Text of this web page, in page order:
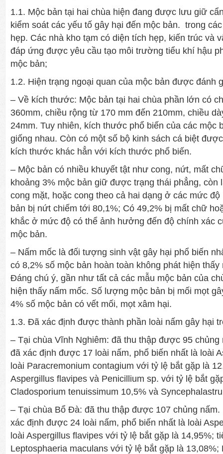
1.1. Mộc bản tại hai chùa hiện đang được lưu giữ
kiểm soát các yếu tố gây hại đến mộc bản. trong
hẹp. Các nhà kho tạm có diện tích hẹp, kiến trúc và
đáp ứng được yêu cầu tạo môi trường tiểu khí hậu
mộc bản;
1.2. Hiện trạng ngoại quan của mộc bản được đánh
– Về kích thước: Mộc bản tại hai chùa phần lớn có
360mm, chiều rộng từ 170 mm đến 210mm, chiều
24mm. Tuy nhiên, kích thước phổ biến của các mộc
giống nhau. Còn có một số bộ kinh sách cá biệt
kích thước khác hẳn với kích thước phổ biến.
– Mộc bản có nhiều khuyết tật như cong, nứt, mất
khoảng 3% mộc bản giữ được trạng thái phẳng, còn
cong mặt, hoặc cong theo cả hai dạng ở các mức
bản bị nứt chiếm tới 80,1%; Có 49,2% bị mất chữ
khắc ở mức độ có thể ảnh hưởng đến độ chính xác
mộc bản.
– Nấm mốc là đối tượng sinh vật gây hại phổ biến
có 8,2% số mộc bản hoàn toàn không phát hiện
Đáng chú ý, gần như tất cả các mẫu mộc bản của
hiện thấy nấm mốc. Số lượng mộc bản bị mối mọt
4% số mộc bản có vết mối, mọt xâm hại.
1.3. Đã xác định được thành phần loài nấm gây hại
– Tại chùa Vĩnh Nghiêm: đã thu thập được 95 chủng
đã xác định được 17 loài nấm, phổ biến nhất là loài
loài Paracremonium contagium với tỷ lệ bắt gặp là
Aspergillus flavipes và Penicillium sp. với tỷ lệ bắt
Cladosporium tenuissimum 10,5% và
– Tại chùa Bổ Đà: đã thu thập được 107 chủng nấm.
xác định được 24 loài nấm, phổ biến nhất là loài
loài Aspergillus flavipes với tỷ lệ bắt gặp là 14,95%;
Leptosphaeria maculans với tỷ lệ bắt gặp là 13,08%;